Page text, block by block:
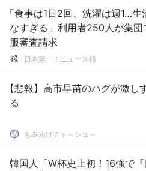
「食事は1日2回、洗濯は週1…
なすぎる」利用者250人が集団
服審査請求
日本第一！ニュース録
【悲報】高市早苗のハグが激
る
もみあげチャ～シュ～
韓国人「W杯史上初！16強で